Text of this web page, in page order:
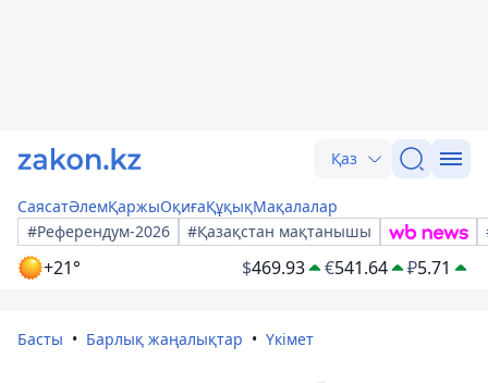
Қаз
СаясатӘлемҚаржыОқиғаҚұқықМақалалар
#Референдум-2026
#Қазақстан мақтанышы
+21° $469.93 €541.64 ₽5.71
Басты Барлық жаңалықтар Үкімет